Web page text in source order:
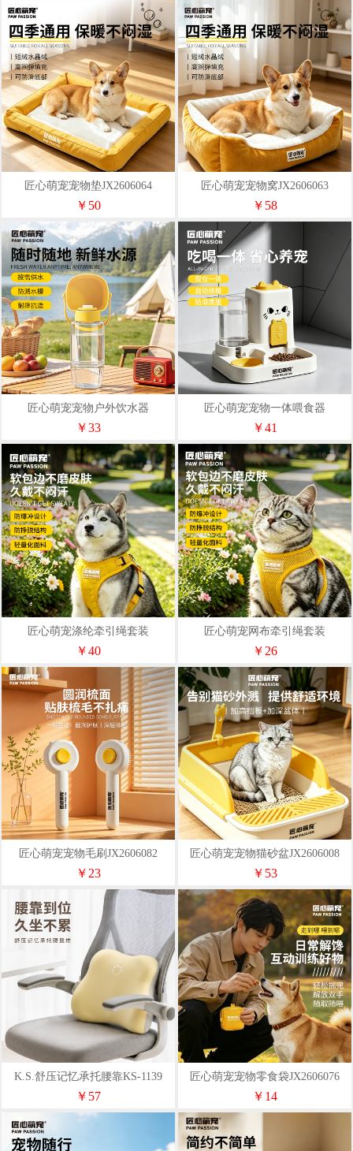
匠心萌宠宠物垫JX2606064
￥50
匠心萌宠宠物窝JX2606063
￥58
匠心萌宠宠物户外饮水器
JX2606028
￥33
匠心萌宠宠物一体喂食器
JX2606035
￥41
匠心萌宠涤纶牵引绳套装
JX2606002
￥40
匠心萌宠网布牵引绳套装
JX2606001
￥26
匠心萌宠宠物毛刷JX2606082
￥23
匠心萌宠宠物猫砂盆JX2606008
￥53
K.S.舒压记忆承托腰靠KS-1139
￥57
匠心萌宠宠物零食袋JX2606076
￥14